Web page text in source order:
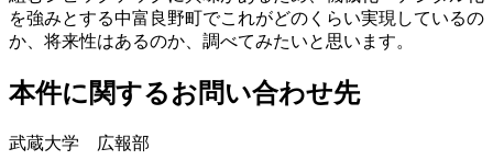
を強みとする中富良野町でこれがどのくらい実現しているの
か、将来性はあるのか、調べてみたいと思います。
本件に関するお問い合わせ先
武蔵大学 広報部